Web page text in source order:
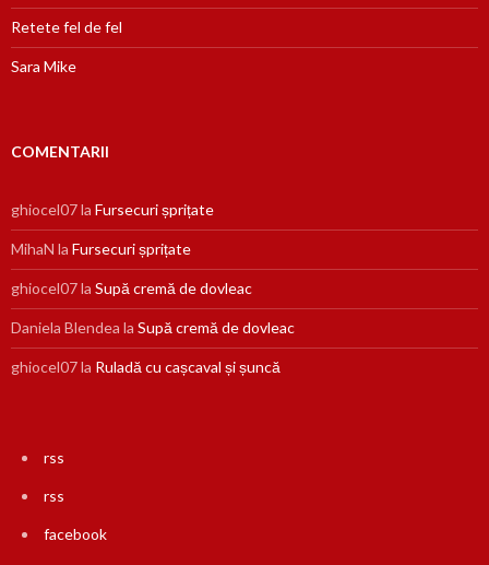
Retete fel de fel
Sara Mike
COMENTARII
ghiocel07la Fursecuri șprițate
MihaN la Fursecuri șprițate
ghiocel07la Supă cremă de dovleac
Daniela Blendea la Supă cremă de dovleac
ghiocel07la Ruladă cu cașcaval și șuncă
rss
rss
facebook